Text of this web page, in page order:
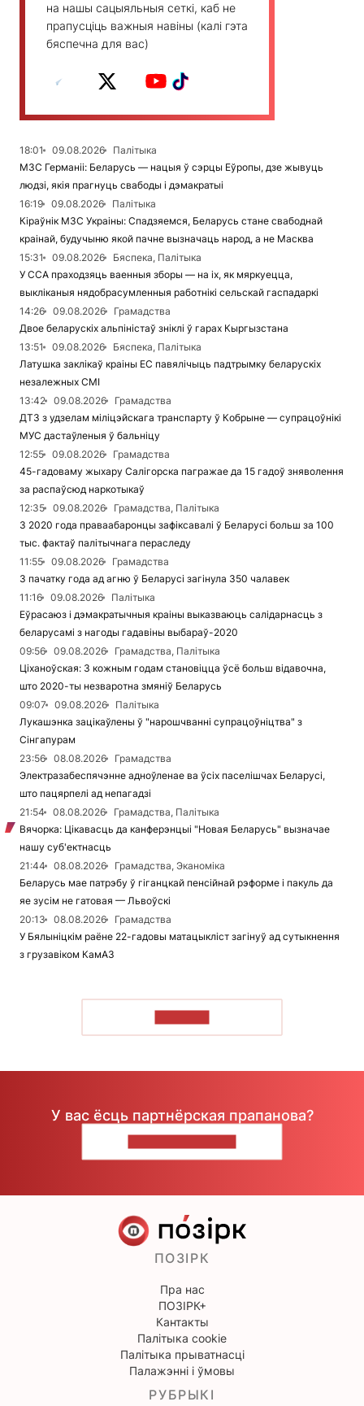
на нашы сацыяльныя сеткі, каб не
прапусціць важныя навіны (калі гэта
бяспечна для вас)
18:01 09.08.2026
Палітыка
МЗС Германіі: Беларусь — нацыя ў сэрцы Еўропы, дзе жывуць
людзі, якія прагнуць свабоды і дэмакратыі
16:19
09.08.2026
Палітыка
Кіраўнік МЗС Украіны: Спадзяемся, Беларусь стане свабоднай
краінай, будучыню якой пачне вызначаць народ, а не Масква
15:31
09.08.2026
Бяспека, Палітыка
У ССА праходзяць ваенныя зборы — на іх, як мяркуецца,
выкліканыя нядобрасумленныя работнікі сельскай гаспадаркі
14:26
09.08.2026
Грамадства
Двое беларускіх альпіністаў зніклі ў гарах Кыргызстана
13:51
09.08.2026
Бяспека, Палітыка
Латушка заклікаў краіны ЕС павялічыць падтрымку беларускіх
незалежных СМІ
13:42
09.08.2026
Грамадства
ДТЗ з удзелам міліцэйскага транспарту ў Кобрыне — супрацоўнікі
МУС дастаўленыя ў бальніцу
12:55
09.08.2026
Грамадства
45-гадоваму жыхару Салігорска пагражае да 15 гадоў зняволення
за распаўсюд наркотыкаў
12:35
09.08.2026
Грамадства, Палітыка
З 2020 года праваабаронцы зафіксавалі ў Беларусі больш за 100
тыс. фактаў палітычнага пераследу
11:55
09.08.2026
Грамадства
З пачатку года ад агню ў Беларусі загінула 350 чалавек
11:16
09.08.2026
Палітыка
Еўрасаюз і дэмакратычныя краіны выказваюць салідарнасць з
беларусамі з нагоды гадавіны выбараў-2020
09:56
09.08.2026
Грамадства, Палітыка
Ціханоўская: З кожным годам становіцца ўсё больш відавочна,
што 2020-ты незваротна змяніў Беларусь
09:07
09.08.2026
Палітыка
Лукашэнка зацікаўлены ў "нарошчванні супрацоўніцтва" з
Сінгапурам
23:56
08.08.2026
Грамадства
Электразабеспячэнне адноўленае ва ўсіх паселішчах Беларусі,
што пацярпелі ад непагадзі
21:54
08.08.2026
Грамадства, Палітыка
Вячорка: Цікавасць да канферэнцыі "Новая Беларусь" вызначае
нашу суб'ектнасць
21:44
08.08.2026
Грамадства, Эканоміка
Беларусь мае патрэбу ў гіганцкай пенсійнай рэформе і пакуль да
яе зусім не гатовая — Львоўскі
20:13
08.08.2026
Грамадства
У Бялыніцкім раёне 22-гадовы матацыкліст загінуў ад сутыкнення
з грузавіком КамАЗ
У вас ёсць партнёрская прапанова?
ПОЗІРК
Пра нас
ПОЗІРК+
Кантакты
Палітыка cookie
Палітыка прыватнасці
Палажэнні і ўмовы
РУБРЫКІ